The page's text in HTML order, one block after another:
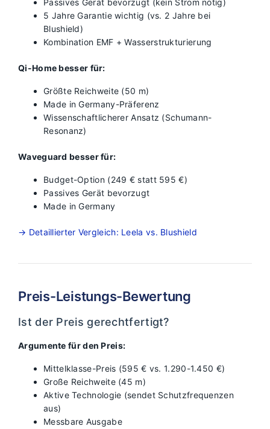
Passives Gerät bevorzugt (kein Strom nötig)
5 Jahre Garantie wichtig (vs. 2 Jahre bei
Blushield)
Kombination EMF + Wasserstrukturierung
Qi-Home besser für:
Größte Reichweite (50 m)
Made in Germany-Präferenz
Wissenschaftlicherer Ansatz (Schumann-
Resonanz)
Waveguard besser für:
Budget-Option (249 € statt 595 €)
Passives Gerät bevorzugt
Made in Germany
→ Detaillierter Vergleich: Leela vs. Blushield
Preis-Leistungs-Bewertung
Ist der Preis gerechtfertigt?
Argumente für den Preis:
Mittelklasse-Preis (595 € vs. 1.290-1.450 €)
Große Reichweite (45 m)
Aktive Technologie (sendet Schutzfrequenzen
aus)
Messbare Ausgabe